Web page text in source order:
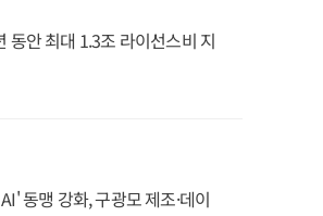
동안 최대 1.3조 라이선스비 지
동맹 강화, 구광모 제조·데이